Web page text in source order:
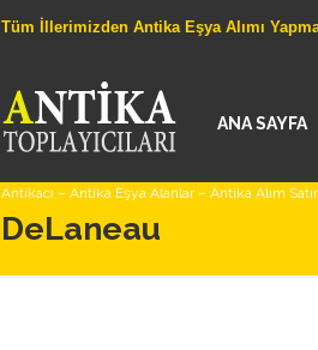
Tüm İllerimizden Antika Eşya Alımı
Antikacı – Antika Eşya Alanlar – Antika Alım
ANA SAYFA
DeLaneau